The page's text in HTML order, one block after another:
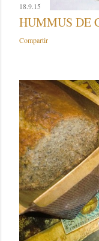
18.9.15
HUMMUS DE
Compartir